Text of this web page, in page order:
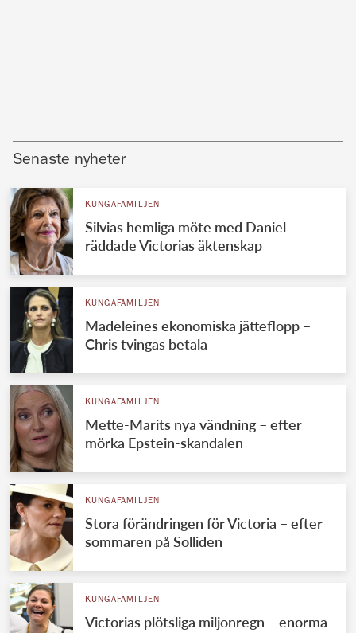
Senaste nyheter
KUNGAFAMILJEN
Silvias hemliga möte med Daniel
räddade Victorias äktenskap
KUNGAFAMILJEN
Madeleines ekonomiska jätteflopp –
Chris tvingas betala
KUNGAFAMILJEN
Mette-Marits nya vändning – efter
mörka Epstein-skandalen
KUNGAFAMILJEN
Stora förändringen för Victoria – efter
sommaren på Solliden
KUNGAFAMILJEN
Victorias plötsliga miljonregn – enorma